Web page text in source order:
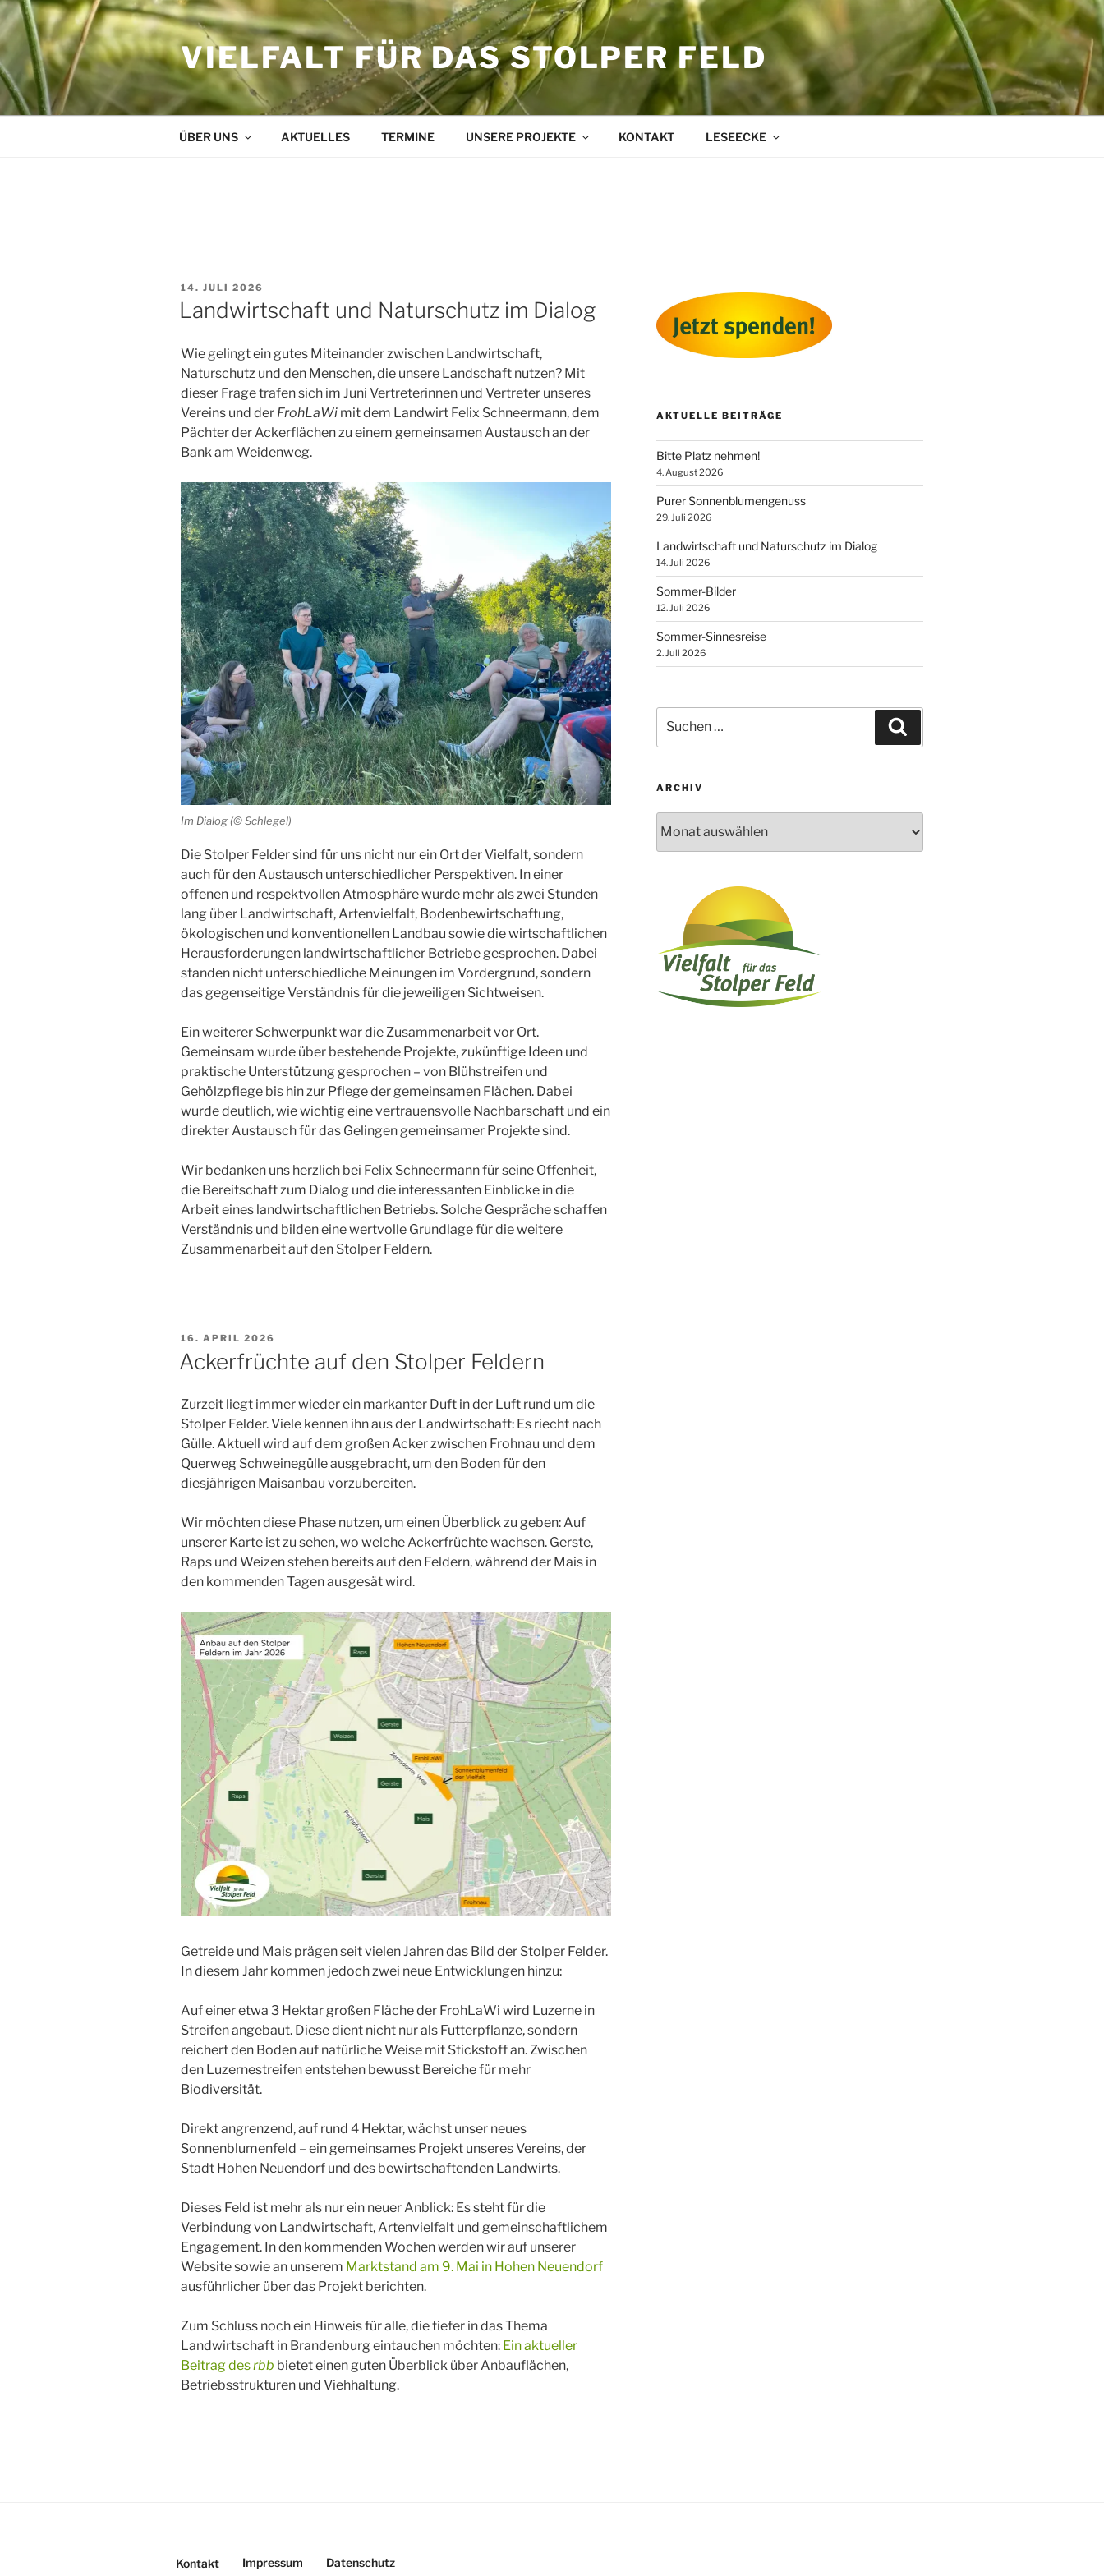
Zum
Inhalt
springen
VIELFALT FÜR DAS STOLPER FELD
ÜBER UNS AKTUELLES TERMINE UNSERE PROJEKTE KONTAKT LESEECKE
VERÖFFENTLICHT
AM
14. JULI 2026
Landwirtschaft und Naturschutz im Dialog
Wie gelingt ein gutes Miteinander zwischen Landwirtschaft,
Naturschutz und den Menschen, die unsere Landschaft nutzen? Mit
dieser Frage trafen sich im Juni Vertreterinnen und Vertreter unseres
Vereins und der FrohLaWi mit dem Landwirt Felix Schneermann, dem
Pächter der Ackerflächen zu einem gemeinsamen Austausch an der
Bank am Weidenweg.
Im Dialog (© Schlegel)
Die Stolper Felder sind für uns nicht nur ein Ort der Vielfalt, sondern
auch für den Austausch unterschiedlicher Perspektiven. In einer
offenen und respektvollen Atmosphäre wurde mehr als zwei Stunden
lang über Landwirtschaft, Artenvielfalt, Bodenbewirtschaftung,
ökologischen und konventionellen Landbau sowie die wirtschaftlichen
Herausforderungen landwirtschaftlicher Betriebe gesprochen. Dabei
standen nicht unterschiedliche Meinungen im Vordergrund, sondern
das gegenseitige Verständnis für die jeweiligen Sichtweisen.
Ein weiterer Schwerpunkt war die Zusammenarbeit vor Ort.
Gemeinsam wurde über bestehende Projekte, zukünftige Ideen und
praktische Unterstützung gesprochen – von Blühstreifen und
Gehölzpflege bis hin zur Pflege der gemeinsamen Flächen. Dabei
wurde deutlich, wie wichtig eine vertrauensvolle Nachbarschaft und ein
direkter Austausch für das Gelingen gemeinsamer Projekte sind.
Wir bedanken uns herzlich bei Felix Schneermann für seine Offenheit,
die Bereitschaft zum Dialog und die interessanten Einblicke in die
Arbeit eines landwirtschaftlichen Betriebs. Solche Gespräche schaffen
Verständnis und bilden eine wertvolle Grundlage für die weitere
Zusammenarbeit auf den Stolper Feldern.
VERÖFFENTLICHT
AM
16. APRIL 2026
Ackerfrüchte auf den Stolper Feldern
Zurzeit liegt immer wieder ein markanter Duft in der Luft rund um die
Stolper Felder. Viele kennen ihn aus der Landwirtschaft: Es riecht nach
Gülle. Aktuell wird auf dem großen Acker zwischen Frohnau und dem
Querweg Schweinegülle ausgebracht, um den Boden für den
diesjährigen Maisanbau vorzubereiten.
Wir möchten diese Phase nutzen, um einen Überblick zu geben: Auf
unserer Karte ist zu sehen, wo welche Ackerfrüchte wachsen. Gerste,
Raps und Weizen stehen bereits auf den Feldern, während der Mais in
den kommenden Tagen ausgesät wird.
Getreide und Mais prägen seit vielen Jahren das Bild der Stolper Felder.
In diesem Jahr kommen jedoch zwei neue Entwicklungen hinzu:
Auf einer etwa 3 Hektar großen Fläche der FrohLaWi wird Luzerne in
Streifen angebaut. Diese dient nicht nur als Futterpflanze, sondern
reichert den Boden auf natürliche Weise mit Stickstoff an. Zwischen
den Luzernestreifen entstehen bewusst Bereiche für mehr
Biodiversität.
Direkt angrenzend, auf rund 4 Hektar, wächst unser neues
Sonnenblumenfeld – ein gemeinsames Projekt unseres Vereins, der
Stadt Hohen Neuendorf und des bewirtschaftenden Landwirts.
Dieses Feld ist mehr als nur ein neuer Anblick: Es steht für die
Verbindung von Landwirtschaft, Artenvielfalt und gemeinschaftlichem
Engagement. In den kommenden Wochen werden wir auf unserer
Website sowie an unserem Marktstand am 9. Mai in Hohen Neuendorf
ausführlicher über das Projekt berichten.
Zum Schluss noch ein Hinweis für alle, die tiefer in das Thema
Landwirtschaft in Brandenburg eintauchen möchten: Ein aktueller
Beitrag desrbb bietet einen guten Überblick über Anbauflächen,
Betriebsstrukturen und Viehhaltung.
AKTUELLE BEITRÄGE
Bitte Platz nehmen!
4. August 2026
Purer Sonnenblumengenuss
29. Juli 2026
Landwirtschaft und Naturschutz im Dialog
14. Juli 2026
Sommer-Bilder
12. Juli 2026
Sommer-Sinnesreise
2. Juli 2026
nach:
ARCHIV
Kontakt Impressum Datenschutz